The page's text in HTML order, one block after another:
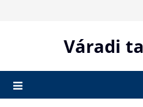
Váradi